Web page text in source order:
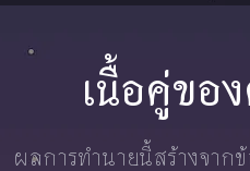
เนื้อคู่ขอ
ผลการทำนายนี้สร้างจา